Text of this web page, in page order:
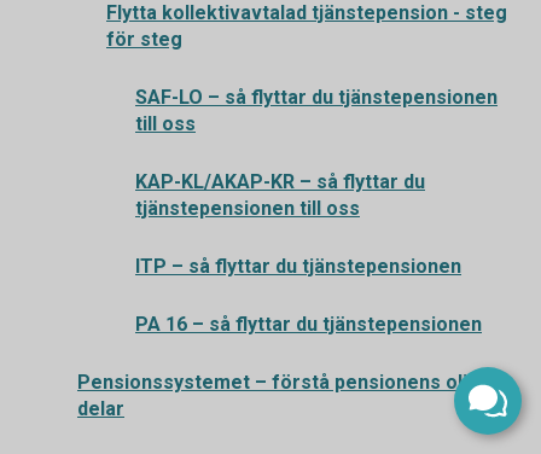
Flytta kollektivavtalad tjänstepension - steg
för steg
SAF-LO – så flyttar du tjänstepensionen
till oss
KAP-KL/AKAP-KR – så flyttar du
tjänstepensionen till oss
ITP – så flyttar du tjänstepensionen
PA 16 – så flyttar du tjänstepensionen
Pensionssystemet – förstå pensionens olika
delar